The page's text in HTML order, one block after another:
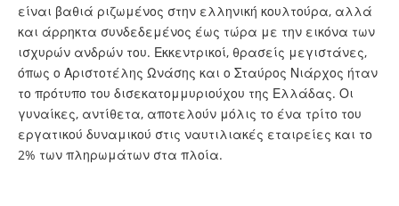
είναι βαθιά ριζωμένος στην ελληνική κουλτούρα, αλλά
και άρρηκτα συνδεδεμένος έως τώρα με την εικόνα των
ισχυρών ανδρών του. Εκκεντρικοί, θρασείς μεγιστάνες,
όπως ο Αριστοτέλης Ωνάσης και ο Σταύρος Νιάρχος ήταν
το πρότυπο του δισεκατομμυριούχου της Ελλάδας. Οι
γυναίκες, αντίθετα, αποτελούν μόλις το ένα τρίτο του
εργατικού δυναμικού στις ναυτιλιακές εταιρείες και το
2% των πληρωμάτων στα πλοία.